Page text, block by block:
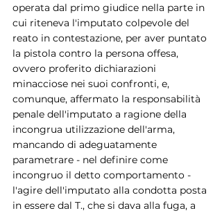
operata dal primo giudice nella parte in
cui riteneva l'imputato colpevole del
reato in contestazione, per aver puntato
la pistola contro la persona offesa,
ovvero proferito dichiarazioni
minacciose nei suoi confronti, e,
comunque, affermato la responsabilità
penale dell'imputato a ragione della
incongrua utilizzazione dell'arma,
mancando di adeguatamente
parametrare - nel definire come
incongruo il detto comportamento -
l'agire dell'imputato alla condotta posta
in essere dal T., che si dava alla fuga, a